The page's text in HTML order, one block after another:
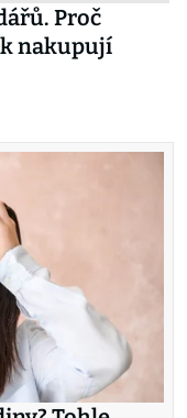
Proč
nakupují